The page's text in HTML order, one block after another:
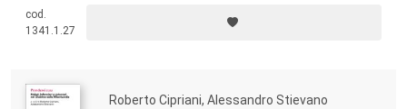
interdisciplinare, uno sguardo policentrico e un taglio divulgativo,
affronta le principali tematiche concernenti il rapporto tra salute e
cod.
1341.1.27
Roberto Cipriani, Alessandro Stievano